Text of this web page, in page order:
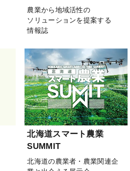
農業から地域活性の
ソリューションを提案する
情報誌
北海道スマート農業
SUMMIT
北海道の農業者・農業関連企